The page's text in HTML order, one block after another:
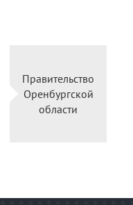
Правительство
Оренбургской
области